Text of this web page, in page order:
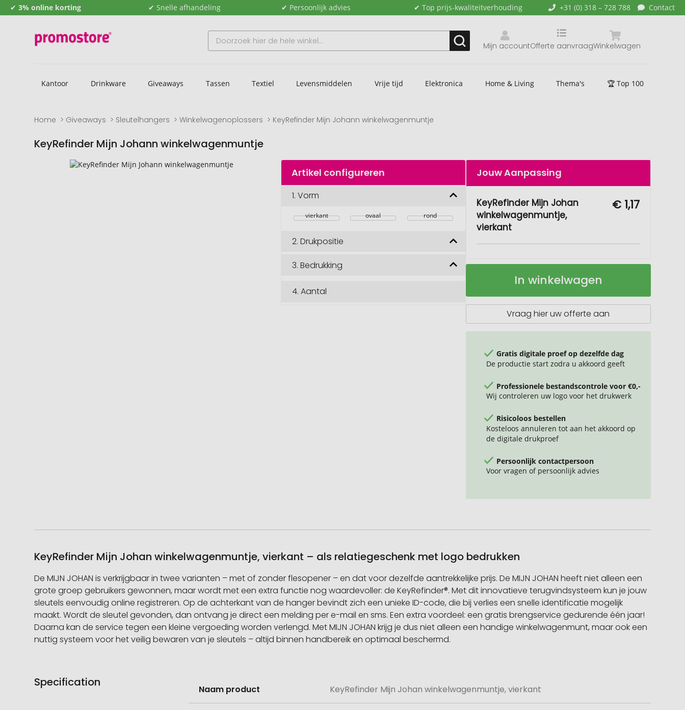
✔ 3% online korting ✔ Snelle afhandeling ✔ Persoonlijk advies ✔ Top prijs-kwaliteitverhouding +31 (0) 318 – 728 788 Contact
Mijn account Winkelwagen
Offerte aanvraag
Kantoor Drinkware Giveaways Tassen Textiel Levensmiddelen Vrije tijd Elektronica Home & Living Thema's 🏆 Top 100
Home Giveaways Sleutelhangers Winkelwagenoplossers KeyRefinder Mijn Johann winkelwagenmuntje
KeyRefinder Mijn Johann winkelwagenmuntje
Artikel configureren
1.Vorm
vierkant ovaal rond
2.Drukpositie
3.Bedrukking
4.Aantal
Jouw Aanpassing
KeyRefinder Mijn Johan
winkelwagenmuntje,
vierkant
€ 1,17
KeyRefinder
winkelwagenmuntje
Op
In winkelwagen
Vraag hier uw offerte aan
Gratis digitale proef op dezelfde dag
De productie start zodra u akkoord geeft
Professionele bestandscontrole voor €0,-
Wij controleren uw logo voor het drukwerk
Risicoloos bestellen
Kosteloos annuleren tot aan het akkoord op
de digitale drukproef
Persoonlijk contactpersoon
Voor vragen of persoonlijk advies
KeyRefinder Mijn Johan winkelwagenmuntje, vierkant – als relatiegeschenk met logo bedrukken
De MIJN JOHAN is verkrijgbaar in twee varianten – met of zonder flesopener – en dat voor dezelfde aantrekkelijke prijs. De MIJN JOHAN heeft niet alleen een
grote groep gebruikers gewonnen, maar wordt met een extra functie nog waardevoller: de KeyRefinder®. Met dit innovatieve terugvindsysteem kun je jouw
sleutels eenvoudig online registreren. Op de achterkant van de hanger bevindt zich een unieke ID-code, die bij verlies een snelle identificatie mogelijk
maakt. Wordt de sleutel gevonden, dan ontvang je direct een melding per e-mail en sms. Een extra voordeel: een gratis brengservice gedurende één jaar!
Daarna kan de service tegen een kleine vergoeding worden verlengd. Met MIJN JOHAN krijg je dus niet alleen een handige winkelwagenmunt, maar ook een
nuttig systeem voor het veilig bewaren van je sleutels – altijd binnen handbereik en optimaal beschermd.
Specification
informatie
Naam product KeyRefinder Mijn Johan winkelwagenmuntje, vierkant